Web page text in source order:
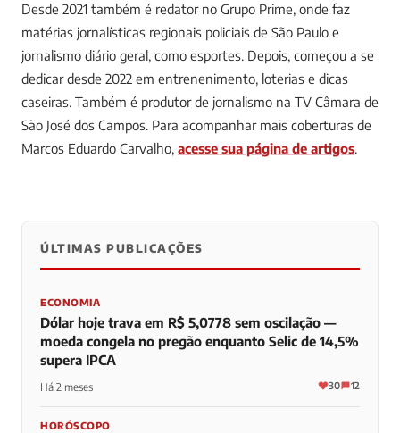
Desde 2021 também é redator no Grupo Prime, onde faz
matérias jornalísticas regionais policiais de São Paulo e
jornalismo diário geral, como esportes. Depois, começou a se
dedicar desde 2022 em entrenenimento, loterias e dicas
caseiras. Também é produtor de jornalismo na TV Câmara de
São José dos Campos. Para acompanhar mais coberturas de
Marcos Eduardo Carvalho, acesse sua página de artigos.
0 0 0
ÚLTIMAS PUBLICAÇÕES
ECONOMIA
Dólar hoje trava em R$ 5,0778 sem oscilação —
moeda congela no pregão enquanto Selic de 14,5%
supera IPCA
Há 2 meses 30 12
HORÓSCOPO